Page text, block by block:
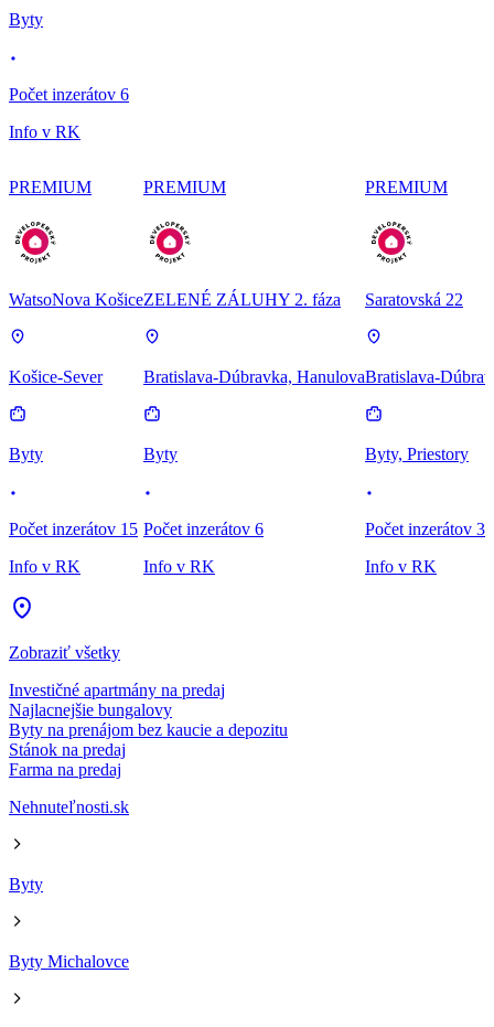
Byty
Počet inzerátov 6
Info v RK
PREMIUM
WatsoNova Košice
Košice-Sever
Byty
Počet inzerátov 15
Info v RK
PREMIUM
ZELENÉ ZÁLUHY 2. fáza
Bratislava-Dúbravka, Hanulova
Byty
Počet inzerátov 6
Info v RK
PREMIUM
Saratovská 22
Bratislava-
Byty, Priestory
Počet inzerátov 3
Info v RK
Zobraziť všetky
Investičné apartmány na predaj
Najlacnejšie bungalovy
Byty na prenájom bez kaucie a depozitu
Stánok na predaj
Farma na predaj
Nehnuteľnosti.sk
Byty
Byty Michalovce